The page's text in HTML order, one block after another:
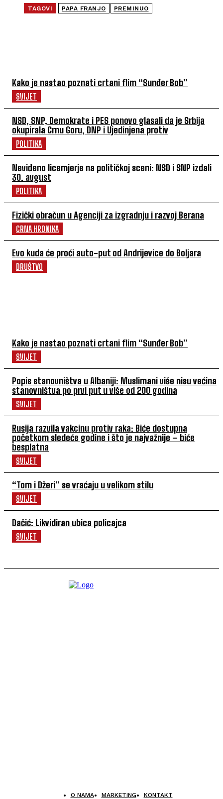
Kako je nastao poznati crtani flim “Sunđer Bob”
SVIJET
NSD, SNP, Demokrate i PES ponovo glasali da je Srbija
okupirala Crnu Goru, DNP i Ujedinjena protiv
POLITIKA
Neviđeno licemjerje na političkoj sceni: NSD i SNP izdali
30. avgust
POLITIKA
Fizički obračun u Agenciji za izgradnju i razvoj Berana
CRNA HRONIKA
Evo kuda će proći auto-put od Andrijevice do Boljara
DRUŠTVO
Kako je nastao poznati crtani flim “Sunđer Bob”
SVIJET
Popis stanovništva u Albaniji: Muslimani više nisu većina
stanovništva po prvi put u više od 200 godina
SVIJET
Rusija razvila vakcinu protiv raka: Biće dostupna
početkom sledeće godine i što je najvažnije – biće
besplatna
SVIJET
“Tom i Džeri” se vraćaju u velikom stilu
SVIJET
Dačić: Likvidiran ubica policajca
SVIJET
TAGOVI PAPA FRANJO PREMINUO
O NAMA MARKETING KONTAKT